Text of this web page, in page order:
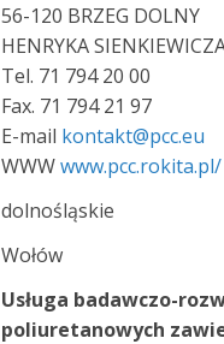
56-120 BRZEG DOLNY
HENRYKA
Tel. 71 794 20 00
Fax. 71 794 21 97
E-mail kontakt@pcc.eu
WWWwww.pcc.rokita.pl/
dolnośląskie
Wołów
Usługa badawczo-
poliuretanowych